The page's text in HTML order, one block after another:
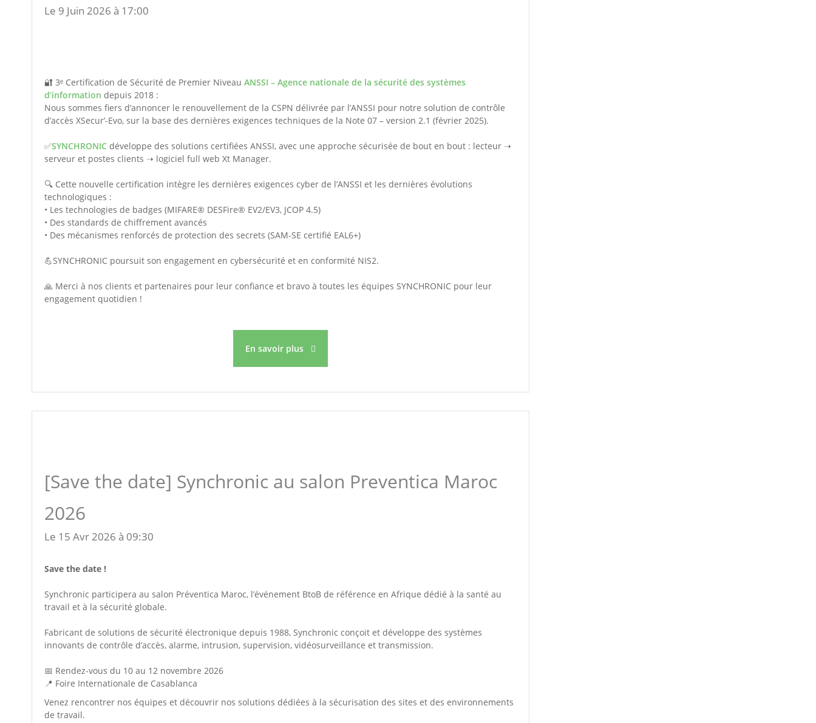
Le 9 Juin 2026 à 17:00
🔐 3ᵉ Certification de Sécurité de Premier Niveau ANSSI – Agence nationale de la sécurité des systèmes
d’information depuis 2018 :
Nous sommes fiers d’annoncer le renouvellement de la CSPN délivrée par l’ANSSI pour notre solution de contrôle
d’accès XSecur’-Evo, sur la base des dernières exigences techniques de la Note 07 – version 2.1 (février 2025).
✅SYNCHRONIC développe des solutions certifiées ANSSI, avec une approche sécurisée de bout en bout : lecteur ➝
serveur et postes clients ➝ logiciel full web Xt Manager.
🔍 Cette nouvelle certification intègre les dernières exigences cyber de l’ANSSI et les dernières évolutions
technologiques :
• Les technologies de badges (MIFARE® DESFire® EV2/EV3, JCOP 4.5)
• Des standards de chiffrement avancés
• Des mécanismes renforcés de protection des secrets (SAM-SE certifié EAL6+)
💪SYNCHRONIC poursuit son engagement en cybersécurité et en conformité NIS2.
🙏 Merci à nos clients et partenaires pour leur confiance et bravo à toutes les équipes SYNCHRONIC pour leur
engagement quotidien !
En savoir plus
[Save the date] Synchronic au salon Preventica Maroc
2026
Le 15 Avr 2026 à 09:30
Save the date !
Synchronic participera au salon Préventica Maroc, l’événement BtoB de référence en Afrique dédié à la santé au
travail et à la sécurité globale.
Fabricant de solutions de sécurité électronique depuis 1988, Synchronic conçoit et développe des systèmes
innovants de contrôle d’accès, alarme, intrusion, supervision, vidéosurveillance et transmission.
📅 Rendez-vous du 10 au 12 novembre 2026
📍 Foire Internationale de Casablanca
Venez rencontrer nos équipes et découvrir nos solutions dédiées à la sécurisation des sites et des environnements
de travail.